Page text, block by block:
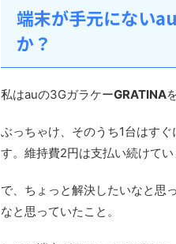
端末が手元にない
か？
私はauの3GガラケーGRATINA
ぶっちゃけ、そのうち1台はすぐ
す。維持費2円は支払い続けてい
で、ちょっと解決したいなと思
なと思っていたこと。